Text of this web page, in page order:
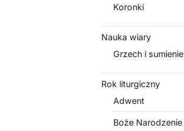
Koronki
Nauka wiary
Grzech i sumienie
Rok liturgiczny
Adwent
Boże Narodzenie